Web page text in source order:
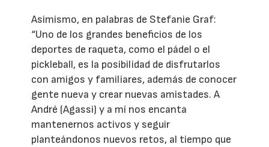
Asimismo, en palabras de Stefanie Graf:
“Uno de los grandes beneficios de los
deportes de raqueta, como el pádel o el
pickleball, es la posibilidad de disfrutarlos
con amigos y familiares, además de conocer
gente nueva y crear nuevas amistades. A
André (Agassi) y a mí nos encanta
mantenernos activos y seguir
planteándonos nuevos retos, al tiempo que